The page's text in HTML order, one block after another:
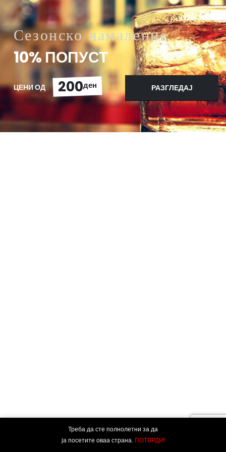
Сезонско намаление
10% ПОПУСТ
ЦЕНИ ОД 200ден РАЗГЛЕДАЈ
Треба да сте полнолетни за да
ја посетите оваа страна. ПОТВРДИ!